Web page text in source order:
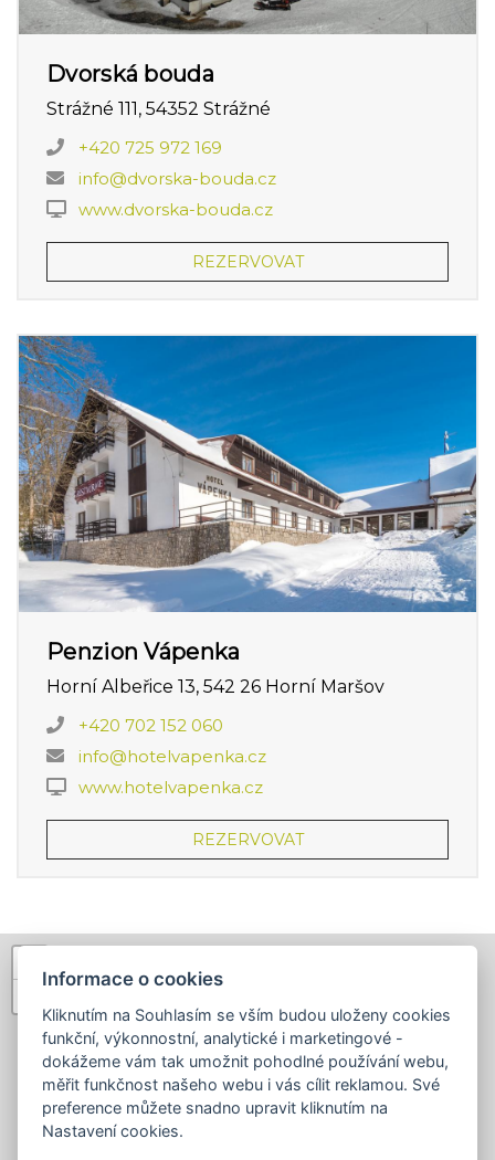
Dvorská bouda
Strážné 111, 54352 Strážné
+420 725 972 169
info@dvorska-bouda.cz
www.dvorska-bouda.cz
REZERVOVAT
Penzion Vápenka
Horní Albeřice 13, 542 26 Horní Maršov
+420 702 152 060
info@hotelvapenka.cz
www.hotelvapenka.cz
REZERVOVAT
Informace o cookies
Kliknutím na Souhlasím se vším budou uloženy cookies
funkční, výkonnostní, analytické i marketingové -
dokážeme vám tak umožnit pohodlné používání webu,
měřit funkčnost našeho webu i vás cílit reklamou. Své
preference můžete snadno upravit kliknutím na
Nastavení cookies.